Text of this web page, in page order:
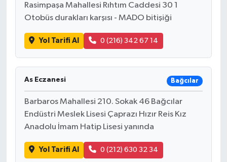
Rasimpaşa Mahallesi Rıhtım Caddesi 30 1
Otobüs durakları karşısı - MADO bitişiği
Yol Tarifi Al 0 (216) 342 67 14
As Eczanesi Bağcılar
Barbaros Mahallesi 210. Sokak 46 Bağcılar
Endüstri Meslek Lisesi Çaprazı Hızır Reis Kız
Anadolu İmam Hatip Lisesi yanında
Yol Tarifi Al 0 (212) 630 32 34